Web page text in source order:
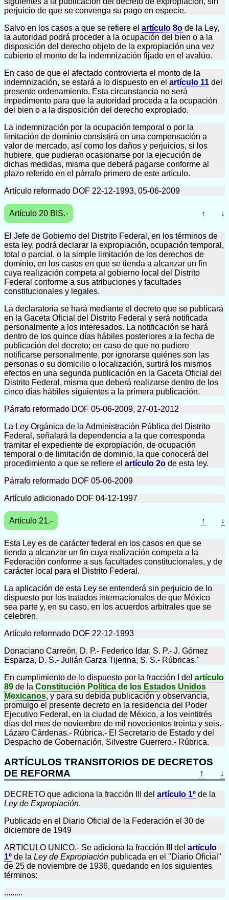
perjuicio de que se convenga su pago en especie.
Salvo en los casos a que se refiere el artículo 8o de la Ley,
la autoridad podrá proceder a la ocupación del bien o a la
disposición del derecho objeto de la expropiación una vez
cubierto el monto de la indemnización fijado en el avalúo.
En caso de que el afectado controvierta el monto de la
indemnización, se estará a lo dispuesto en el artículo 11 del
presente ordenamiento. Esta circunstancia no será
impedimento para que la autoridad proceda a la ocupación
del bien o a la disposición del derecho expropiado.
La indemnización por la ocupación temporal o por la
limitación de dominio consistirá en una compensación a
valor de mercado, así como los daños y perjuicios, si los
hubiere, que pudieran ocasionarse por la ejecución de
dichas medidas, misma que deberá pagarse conforme al
plazo referido en el párrafo primero de este artículo.
Artículo reformado DOF 22-12-1993, 05-06-2009
Artículo 20 BIS.- ↑ ↓
El Jefe de Gobierno del Distrito Federal, en los términos de
esta ley, podrá declarar la expropiación, ocupación temporal,
total o parcial, o la simple limitación de los derechos de
dominio, en los casos en que se tienda a alcanzar un fin
cuya realización competa al gobierno local del Distrito
Federal conforme a sus atribuciones y facultades
constitucionales y legales.
La declaratoria se hará mediante el decreto que se publicará
en la Gaceta Oficial del Distrito Federal y será notificada
personalmente a los interesados. La notificación se hará
dentro de los quince días hábiles posteriores a la fecha de
publicación del decreto; en caso de que no pudiere
notificarse personalmente, por ignorarse quiénes son las
personas o su domicilio o localización, surtirá los mismos
efectos en una segunda publicación en la Gaceta Oficial del
Distrito Federal, misma que deberá realizarse dentro de los
cinco días hábiles siguientes a la primera publicación.
Párrafo reformado DOF 05-06-2009, 27-01-2012
La Ley Orgánica de la Administración Pública del Distrito
Federal, señalará la dependencia a la que corresponda
tramitar el expediente de expropiación, de ocupación
temporal o de limitación de dominio, la que conocerá del
procedimiento a que se refiere el artículo 2o de esta ley.
Párrafo reformado DOF 05-06-2009
Artículo adicionado DOF 04-12-1997
Artículo 21.- ↑ ↓
Esta Ley es de carácter federal en los casos en que se
tienda a alcanzar un fin cuya realización competa a la
Federación conforme a sus facultades constitucionales, y de
carácter local para el Distrito Federal.
La aplicación de esta Ley se entenderá sin perjuicio de lo
dispuesto por los tratados internacionales de que México
sea parte y, en su caso, en los acuerdos arbitrales que se
celebren.
Artículo reformado DOF 22-12-1993
Donaciano Carreón, D. P.- Federico Idar, S. P.- J. Gómez
Esparza, D. S.- Julián Garza Tijerina, S. S.- Rúbricas."
En cumplimiento de lo dispuesto por la fracción I del artículo
89 de la Constitución Política de los Estados Unidos
Mexicanos, y para su debida publicación y observancia,
promulgo el presente decreto en la residencia del Poder
Ejecutivo Federal, en la ciudad de México, a los veintitrés
días del mes de noviembre de mil novecientos treinta y seis.-
Lázaro Cárdenas.- Rúbrica.- El Secretario de Estado y del
Despacho de Gobernación, Silvestre Guerrero.- Rúbrica.
ARTÍCULOS TRANSITORIOS DE DECRETOS
DE REFORMA
↑ ↓
DECRETO que adiciona la fracción III del artículo 1º de la
Ley de Expropiación.
Publicado en el Diario Oficial de la Federación el 30 de
diciembre de 1949
ARTICULO UNICO.- Se adiciona la fracción III del artículo
1º de la Ley de Expropiación publicada en el "Diario Oficial"
de 25 de noviembre de 1936, quedando en los siguientes
términos:
.........